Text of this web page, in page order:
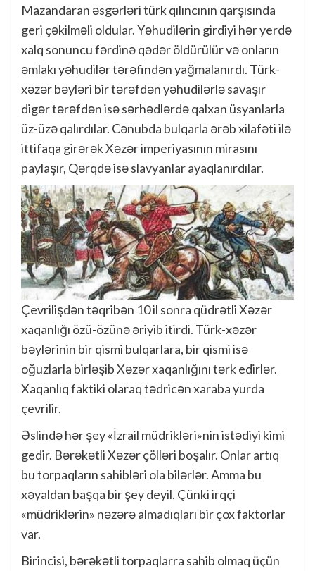
Mazandaran əsgərləri türk qılıncının qarşısında
geri çəkilməli oldular. Yəhudilərin girdiyi hər yerdə
xalq sonuncu fərdinə qədər öldürülür və onların
əmlakı yəhudilər tərəfindən yağmalanırdı. Türk-
xəzər bəyləri bir tərəfdən yəhudilərlə savaşır
digər tərəfdən isə sərhədlərdə qalxan üsyanlarla
üz-üzə qalırdılar. Cənubda bulqarla ərəb xilafəti ilə
ittifaqa girərək Xəzər imperiyasının mirasını
paylaşır, Qərqdə isə slavyanlar ayaqlanırdılar.
Çevrilişdən təqribən 10 il sonra qüdrətli Xəzər
xaqanlığı özü-özünə əriyib itirdi. Türk-xəzər
bəylərinin bir qismi bulqarlara, bir qismi isə
oğuzlarla birləşib Xəzər xaqanlığını tərk edirlər.
Xaqanlıq faktiki olaraq tədricən xaraba yurda
çevrilir.
Əslində hər şey «İzrail müdrikləri»nin istədiyi kimi
gedir. Bərəkətli Xəzər çölləri boşalır. Onlar artıq
bu torpaqların sahibləri ola bilərlər. Amma bu
xəyaldan başqa bir şey deyil. Çünki irqçi
«müdriklərin» nəzərə almadıqları bir çox faktorlar
var.
Birincisi, bərəkətli torpaqlarra sahib olmaq üçün